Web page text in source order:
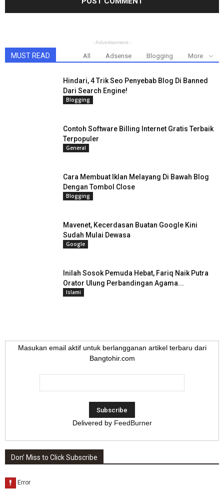
- Advertisement -
MUST READ All Adsense Blogging More
Hindari, 4 Trik Seo Penyebab Blog Di Banned
Dari Search Engine!
Blogging
Contoh Software Billing Internet Gratis Terbaik
Terpopuler
General
Cara Membuat Iklan Melayang Di Bawah Blog
Dengan Tombol Close
Blogging
Mavenet, Kecerdasan Buatan Google Kini
Sudah Mulai Dewasa
Google
Inilah Sosok Pemuda Hebat, Fariq Naik Putra
Orator Ulung Perbandingan Agama...
Islami
Masukan email aktif untuk berlangganan artikel terbaru dari
Bangtohir.com
Delivered by FeedBurner
Don’ Miss to Click Subscribe